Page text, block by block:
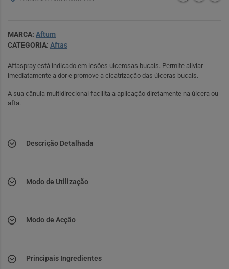
MARCA: Aftum
CATEGORIA: Aftas
Aftaspray está indicado em lesões ulcerosas bucais. Permite aliviar
imediatamente a dor e promove a cicatrização das úlceras bucais.
A sua cânula multidirecional facilita a aplicação diretamente na úlcera ou
afta.
Descrição Detalhada
Modo de Utilização
Modo de Acção
Principais Ingredientes